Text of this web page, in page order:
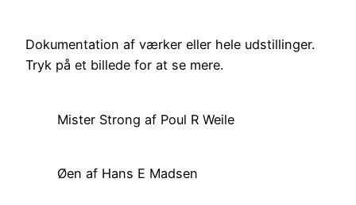
Dokumentation af værker eller hele udstillinger.
Tryk på et billede for at se mere.
Mister Strong af Poul R Weile
Øen af Hans E Madsen